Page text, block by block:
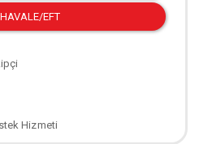
HAVALE/EFT
Hizmeti